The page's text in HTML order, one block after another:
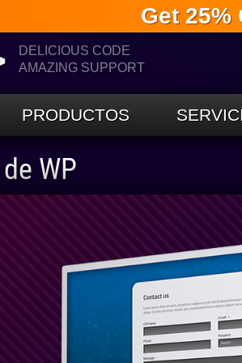
Get 25%
DELICIOUS CODE
AMAZING SUPPORT
PRODUCTOS
WP